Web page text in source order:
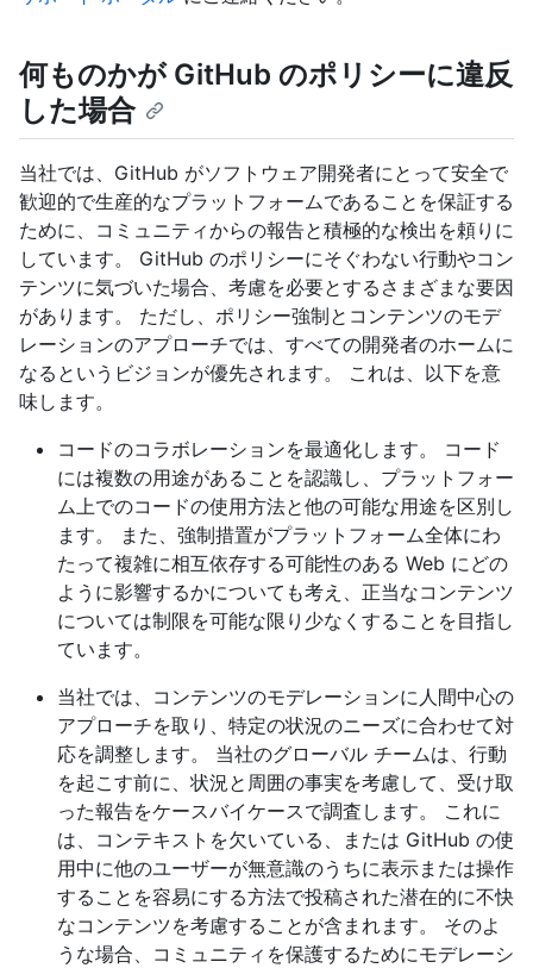
何ものかが GitHub のポリシーに違反
した場合
当社では、GitHub がソフトウェア開発者にとって安全で
歓迎的で生産的なプラットフォームであることを保証する
ために、コミュニティからの報告と積極的な検出を頼りに
しています。 GitHub のポリシーにそぐわない行動やコン
テンツに気づいた場合、考慮を必要とするさまざまな要因
があります。 ただし、ポリシー強制とコンテンツのモデ
レーションのアプローチでは、すべての開発者のホームに
なるというビジョンが優先されます。 これは、以下を意
味します。
コードのコラボレーションを最適化します。 コード
には複数の用途があることを認識し、プラットフォー
ム上でのコードの使用方法と他の可能な用途を区別し
ます。 また、強制措置がプラットフォーム全体にわ
たって複雑に相互依存する可能性のある Web にどの
ように影響するかについても考え、正当なコンテンツ
については制限を可能な限り少なくすることを目指し
ています。
当社では、コンテンツのモデレーションに人間中心の
アプローチを取り、特定の状況のニーズに合わせて対
応を調整します。 当社のグローバル チームは、行動
を起こす前に、状況と周囲の事実を考慮して、受け取
った報告をケースバイケースで調査します。 これに
は、コンテキストを欠いている、または GitHub の使
用中に他のユーザーが無意識のうちに表示または操作
することを容易にする方法で投稿された潜在的に不快
なコンテンツを考慮することが含まれます。 そのよ
うな場合、コミュニティを保護するためにモデレーシ